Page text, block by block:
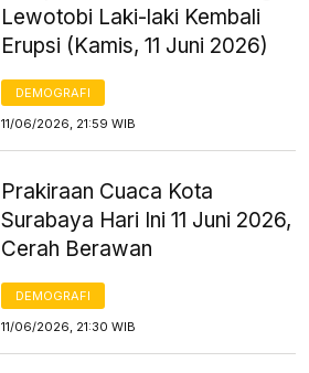
Lewotobi Laki-laki Kembali
Erupsi (Kamis, 11 Juni 2026)
DEMOGRAFI
11/06/2026, 21:59 WIB
Prakiraan Cuaca Kota
Surabaya Hari Ini 11 Juni 2026,
Cerah Berawan
DEMOGRAFI
11/06/2026, 21:30 WIB